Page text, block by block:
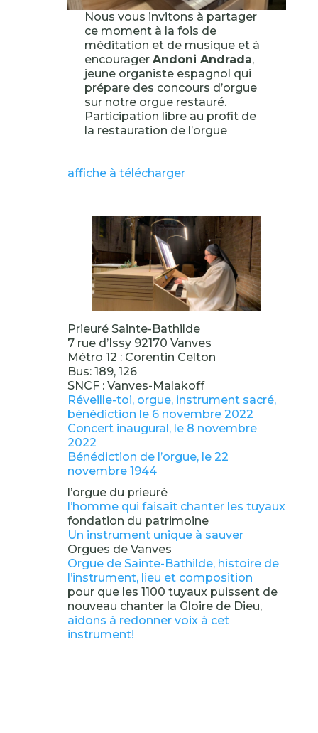
Nous vous invitons à partager
ce moment à la fois de
méditation et de musique et à
encouragerAndoni Andrada,
jeune organiste espagnol qui
prépare des concours d’orgue
sur notre orgue restauré.
Participation libre au profit de
la restauration de l’orgue
affiche à télécharger
Prieuré Sainte-Bathilde
7 rue d’Issy 92170 Vanves
Métro 12 : Corentin Celton
Bus: 189, 126
SNCF : Vanves-Malakoff
Réveille-toi, orgue, instrument sacré,
bénédiction le 6 novembre 2022
Concert inaugural, le 8 novembre
2022
Bénédiction de l’orgue, le 22
novembre 1944
l’orgue du prieuré
l’homme qui faisait chanter les tuyaux
fondation du patrimoine
Un instrument unique à sauver
Orgues de Vanves
Orgue de Sainte-Bathilde, histoire de
l’instrument, lieu et composition
pour que les 1100 tuyaux puissent de
nouveau chanter la Gloire de Dieu,
aidons à redonner voix à cet
instrument!